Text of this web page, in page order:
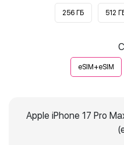
256 ГБ 512
eSIM+eSIM
Apple iPhone 17 Pro